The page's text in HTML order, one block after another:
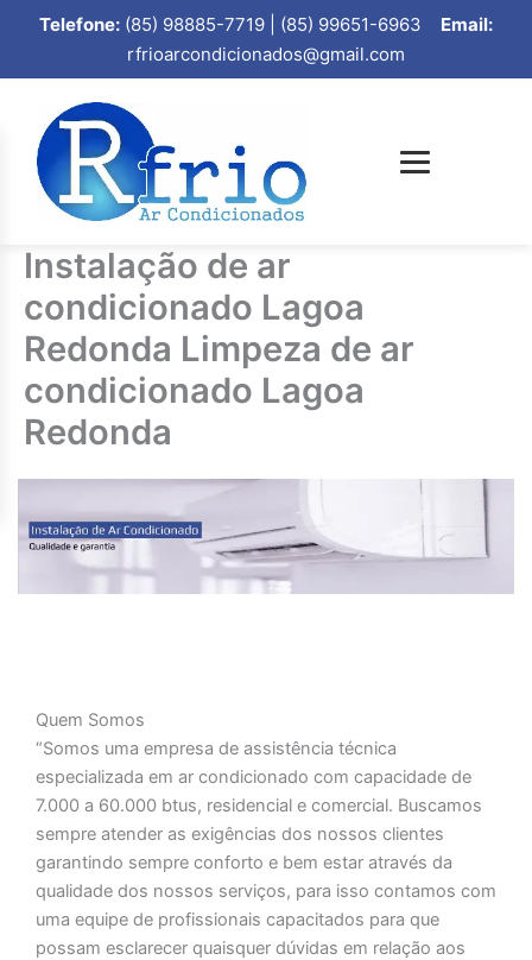
Telefone: (85) 98885-7719 | (85) 99651-6963 Email:
rfrioarcondicionados@gmail.com
Instalação de ar
condicionado Lagoa
Redonda Limpeza de ar
condicionado Lagoa
Redonda
Quem Somos
“Somos uma empresa de assistência técnica
especializada em ar condicionado com capacidade de
7.000 a 60.000 btus, residencial e comercial. Buscamos
sempre atender as exigências dos nossos clientes
garantindo sempre conforto e bem estar através da
qualidade dos nossos serviços, para isso contamos com
uma equipe de profissionais capacitados para que
possam esclarecer quaisquer dúvidas em relação aos